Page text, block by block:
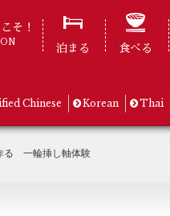
そ！
泊まる 食べる
Chinese Korean Thai
る 一輪挿し軸体験